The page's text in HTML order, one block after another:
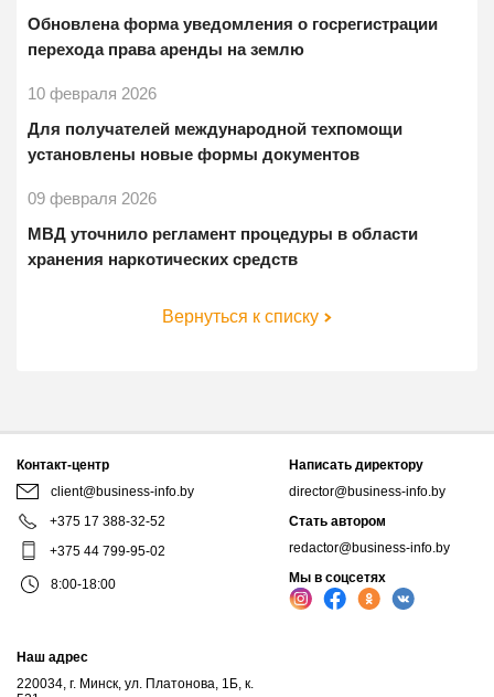
Обновлена форма уведомления о госрегистрации
перехода права аренды на землю
10 февраля 2026
Для получателей международной техпомощи
установлены новые формы документов
09 февраля 2026
МВД уточнило регламент процедуры в области
хранения наркотических средств
Вернуться к списку
Контакт-центр
client@business-info.by
+375 17 388-32-52
+375 44 799-95-02
8:00-18:00
Написать директору
director@business-info.by
Стать автором
redactor@business-info.by
Мы в соцсетях
Наш адрес
220034, г. Минск, ул. Платонова, 1Б, к.